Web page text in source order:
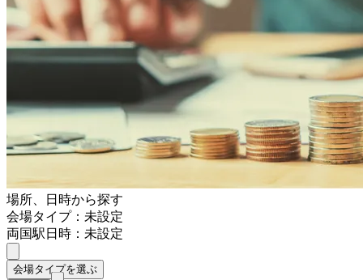
場所、日時から探す
会場タイプ：未設定
両国駅日時：未設定
会場タイプを選ぶ